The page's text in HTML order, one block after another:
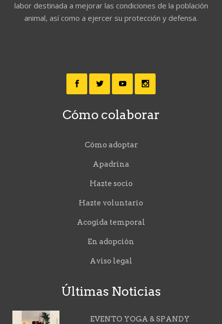
labor destinada a mejorar las condiciones de la población
animal, así como a ejercer su protección y defensa.
Cómo colaborar
Cómo adoptar
Apadrina
Hazte socio
Hazte voluntario
Acogida temporal
En adopción
Aviso legal
Últimas Noticias
EVENTO YOGA & SPANDY